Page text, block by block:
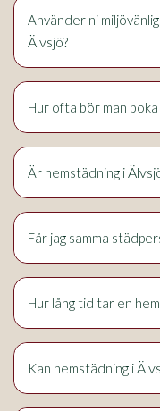
Använder ni
Älvsjö?
Hur ofta bör man
Är hemstädning i
Får jag samma
Hur lång tid tar en
Kan hemstädning i